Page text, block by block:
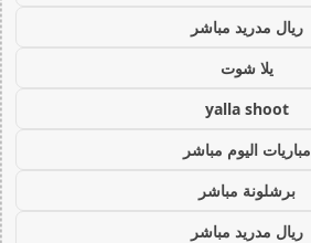
ريال مدريد مباشر
يلا شوت
yalla shoot
مباريات اليوم مباشر
برشلونة مباشر
ريال مدريد مباشر